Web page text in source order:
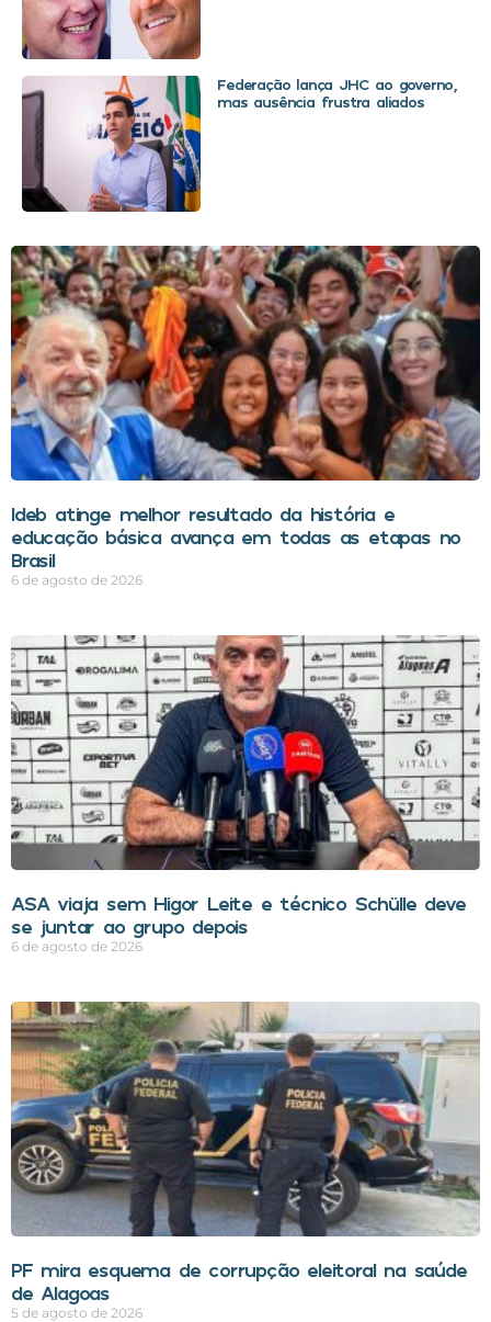
Federação lança JHC ao governo,
mas ausência frustra aliados
Ideb atinge melhor resultado da história e
educação básica avança em todas as etapas no
Brasil
6 de agosto de 2026
ASA viaja sem Higor Leite e técnico Schülle deve
se juntar ao grupo depois
6 de agosto de 2026
PF mira esquema de corrupção eleitoral na saúde
de Alagoas
5 de agosto de 2026